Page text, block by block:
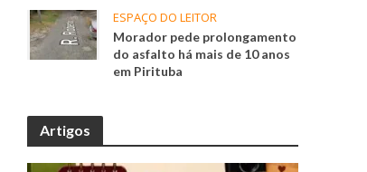
ESPAÇO DO LEITOR
Morador pede prolongamento
do asfalto há mais de 10 anos
em Pirituba
Artigos